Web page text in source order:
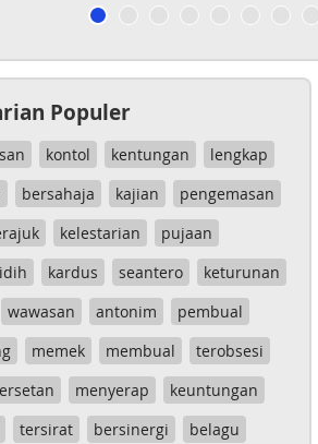
Populer
kontol kentungan
lengkap
bersahaja kajian
pengemasan
kelestarian
pujaan
kardus seantero
keturunan
wawasan antonim
pembual
memek membual
terobsesi
menyerap
keuntungan
tersirat bersinergi
belagu